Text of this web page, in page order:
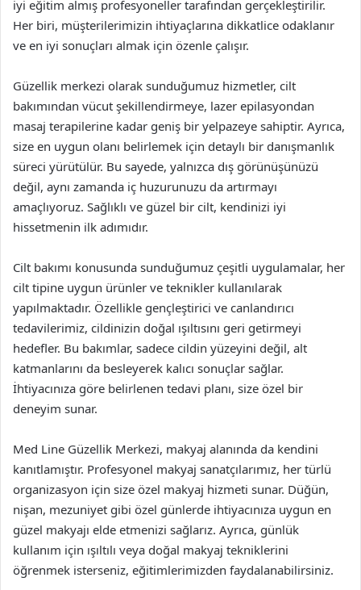
iyi eğitim almış profesyoneller tarafından gerçekleştirilir.
Her biri, müşterilerimizin ihtiyaçlarına dikkatlice odaklanır
ve en iyi sonuçları almak için özenle çalışır.
Güzellik merkezi olarak sunduğumuz hizmetler, cilt
bakımından vücut şekillendirmeye, lazer epilasyondan
masaj terapilerine kadar geniş bir yelpazeye sahiptir. Ayrıca,
size en uygun olanı belirlemek için detaylı bir danışmanlık
süreci yürütülür. Bu sayede, yalnızca dış görünüşünüzü
değil, aynı zamanda iç huzurunuzu da artırmayı
amaçlıyoruz. Sağlıklı ve güzel bir cilt, kendinizi iyi
hissetmenin ilk adımıdır.
Cilt bakımı konusunda sunduğumuz çeşitli uygulamalar, her
cilt tipine uygun ürünler ve teknikler kullanılarak
yapılmaktadır. Özellikle gençleştirici ve canlandırıcı
tedavilerimiz, cildinizin doğal ışıltısını geri getirmeyi
hedefler. Bu bakımlar, sadece cildin yüzeyini değil, alt
katmanlarını da besleyerek kalıcı sonuçlar sağlar.
İhtiyacınıza göre belirlenen tedavi planı, size özel bir
deneyim sunar.
Med Line Güzellik Merkezi, makyaj alanında da kendini
kanıtlamıştır. Profesyonel makyaj sanatçılarımız, her türlü
organizasyon için size özel makyaj hizmeti sunar. Düğün,
nişan, mezuniyet gibi özel günlerde ihtiyacınıza uygun en
güzel makyajı elde etmenizi sağlarız. Ayrıca, günlük
kullanım için ışıltılı veya doğal makyaj tekniklerini
öğrenmek isterseniz, eğitimlerimizden faydalanabilirsiniz.